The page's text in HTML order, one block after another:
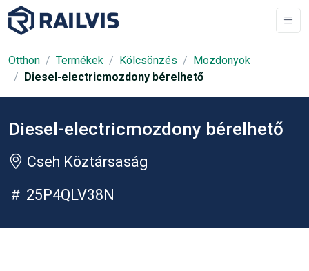
Otthon Termékek Kölcsönzés
Mozdonyok
Diesel-electricmozdony bérelhető
Diesel-electricmozdony bérelhető
Cseh Köztársaság
25P4QLV38N